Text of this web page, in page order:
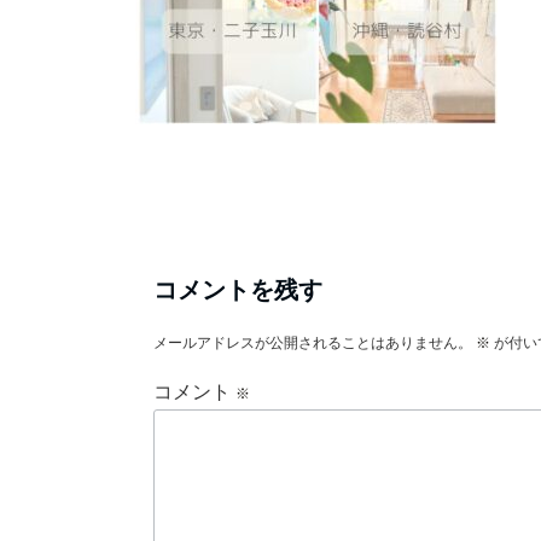
コメントを残す
メールアドレスが公開されることはありません。 ※ が付い
コメント ※